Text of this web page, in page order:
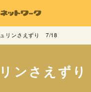
リンさえずり 7/18
ンさえず